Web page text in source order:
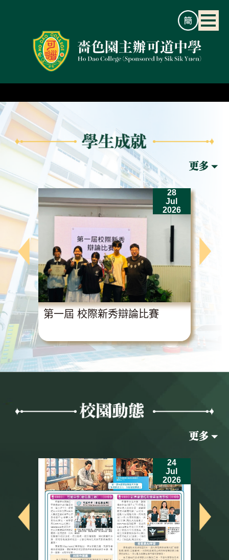
28
Jul
2026
第一屆 校際新秀辯論比賽
24
Jul
2026